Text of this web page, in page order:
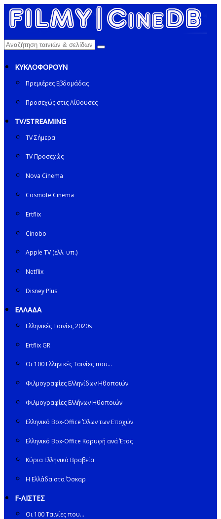
ΚΥΚΛΟΦΟΡΟΥΝ
Πρεμιέρες Εβδομάδας
Προσεχώς στις Αίθουσες
TV/STREAMING
TV Σήμερα
TV Προσεχώς
Nova Cinema
Cosmote Cinema
Ertflix
Cinobo
Apple TV (ελλ. υπ.)
Netflix
Disney Plus
ΕΛΛΑΔΑ
Ελληνικές Ταινίες 2020s
Ertflix GR
Οι 100 Ελληνικές Ταινίες που…
Φιλμογραφίες Ελληνίδων Ηθοποιών
Φιλμογραφίες Ελλήνων Ηθοποιών
Ελληνικό Box-Office Όλων των Εποχών
Ελληνικό Box-Office Κορυφή ανά Έτος
Κύρια Ελληνικά Βραβεία
Η Ελλάδα στα Όσκαρ
F-ΛΙΣΤΕΣ
Οι 100 Ταινίες που…